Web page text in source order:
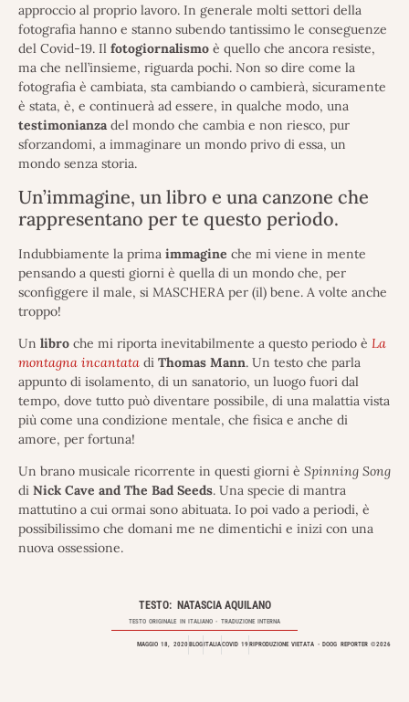
approccio al proprio lavoro. In generale molti settori della
fotografia hanno e stanno subendo tantissimo le conseguenze
del Covid-19. Il fotogiornalismo è quello che ancora resiste,
ma che nell’insieme, riguarda pochi. Non so dire come la
fotografia è cambiata, sta cambiando o cambierà, sicuramente
è stata, è, e continuerà ad essere, in qualche modo, una
testimonianza del mondo che cambia e non riesco, pur
sforzandomi, a immaginare un mondo privo di essa, un
mondo senza storia.
Un’immagine, un libro e una canzone che
rappresentano per te questo periodo.
Indubbiamente la prima immagine che mi viene in mente
pensando a questi giorni è quella di un mondo che, per
sconfiggere il male, si MASCHERA per (il) bene. A volte anche
troppo!
Un libro che mi riporta inevitabilmente a questo periodo è La
montagna incantata di Thomas Mann. Un testo che parla
appunto di isolamento, di un sanatorio, un luogo fuori dal
tempo, dove tutto può diventare possibile, di una malattia vista
più come una condizione mentale, che fisica e anche di
amore, per fortuna!
Un brano musicale ricorrente in questi giorni è Spinning Song
di Nick Cave and The Bad Seeds. Una specie di mantra
mattutino a cui ormai sono abituata. Io poi vado a periodi, è
possibilissimo che domani me ne dimentichi e inizi con una
nuova ossessione.
TESTO: NATASCIA AQUILANO
TESTO ORIGINALE IN ITALIANO - TRADUZIONE INTERNA
MAGGIO 18, 2020 BLOG ITALIACOVID 19 RIPRODUZIONE VIETATA - DOOG REPORTER ©2026